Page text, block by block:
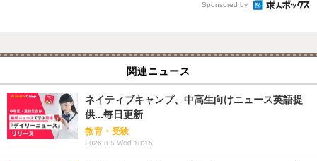
Sponsored by
関連ニュース
ネイティブキャンプ、中高生向けニュース英語提
供...毎日更新
教育・受験
2026.8.5 Wed 18:15